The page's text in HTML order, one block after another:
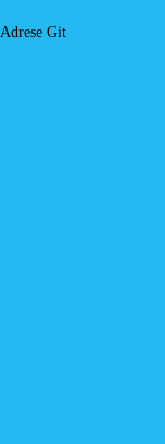
Adrese Git